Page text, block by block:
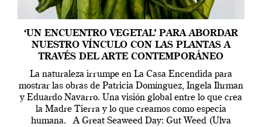
‘UN ENCUENTRO VEGETAL’ PARA ABORDAR
NUESTRO VÍNCULO CON LAS PLANTAS A
TRAVÉS DEL ARTE CONTEMPORÁNEO
La naturaleza irrumpe en La Casa Encendida para
mostrar las obras de Patricia Domínguez, Ingela Ihrman
y Eduardo Navarro. Una visión global entre lo que crea
la Madre Tierra y lo que creamos como especia
humana. A Great Seaweed Day: Gut Weed (Ulva